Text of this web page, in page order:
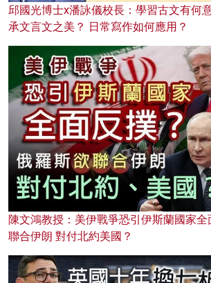
邱國光博士x潘詠儀校長：學習古文有何
承文言文之美？ 日常寫作如何應用？
陳文鴻教授：美伊戰爭恐引伊斯蘭國家
聯合伊朗 對付北約美國？